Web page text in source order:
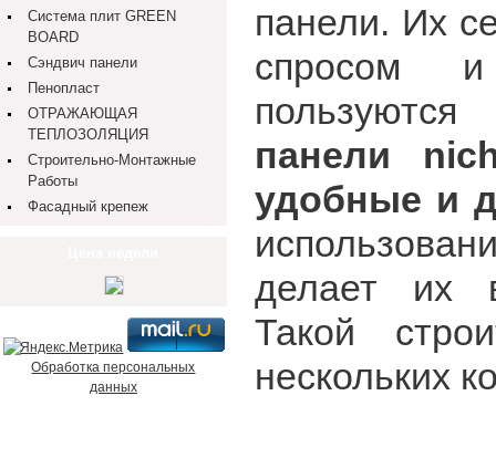
Система плит GREEN
BOARD
Сэндвич панели
Пенопласт
ОТРАЖАЮЩАЯ
ТЕПЛОЗОЛЯЦИЯ
Строительно-Монтажные
Работы
Фасадный крепеж
Обработка персональных
данных
панели. Их
спросом и
панели
удобные и
делает их
Такой
нескольких